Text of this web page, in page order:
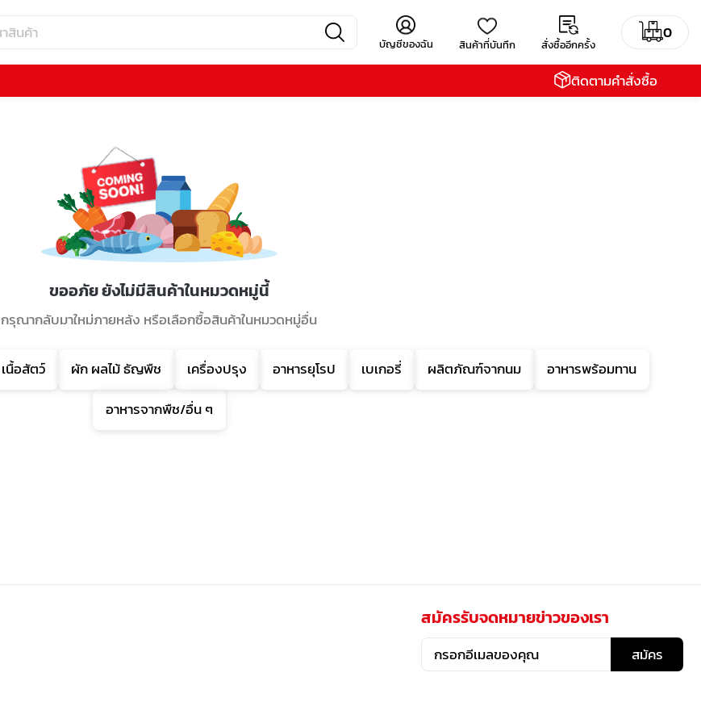
บัญชีของฉัน สินค้าที่บันทึก สั่งซื้ออีกครั้ง
0
ติดตามคำสั่งซื้อ
ขออภัย ยังไม่มีสินค้าในหมวดหมู่นี้
กรุณากลับมาใหม่ภายหลัง หรือเลือกซื้อสินค้าในหมวดหมู่อื่น
เนื้อสัตว์ ผัก ผลไม้ ธัญพืช เครื่องปรุง อาหารยุโรป เบเกอรี่ ผลิตภัณฑ์จากนม
อาหารพร้อมทาน
อาหารจากพืช/อื่น ๆ
สมัครรับจดหมายข่าวของเรา
สมัคร